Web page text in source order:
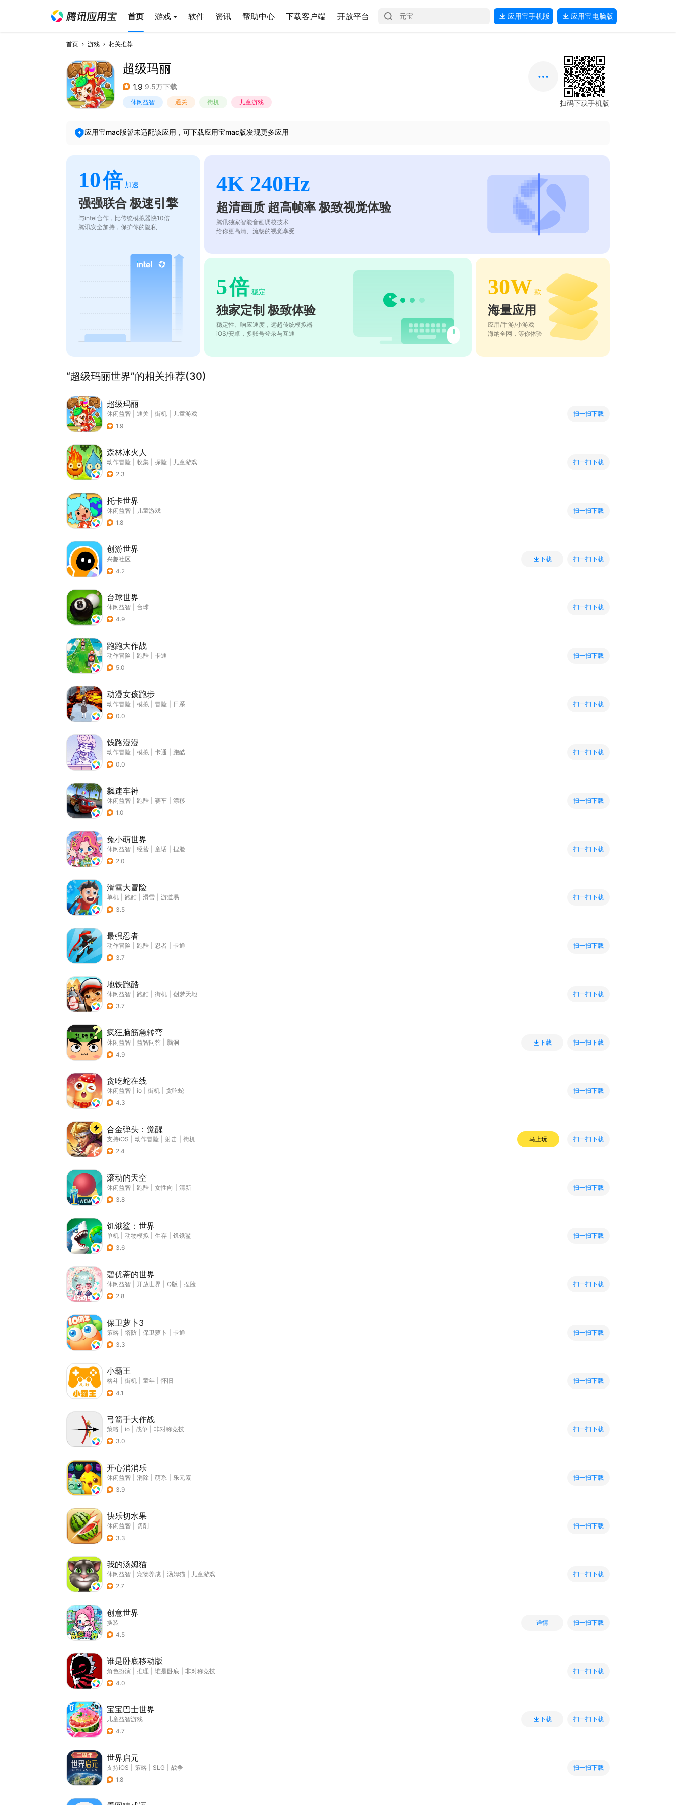
首页 游戏 软件 资讯 帮助中心 下载客户端 开放平台 应用宝手机版 应用宝电脑版
首页 游戏 相关推荐
超级玛丽
1.9 9.5万下载
休闲益智 通关 街机 儿童游戏 扫码下载手机版
应用宝mac版暂未适配该应用，可下载应用宝mac版发现更多应用
10倍 加速
强强联合 极速引擎
与intel合作，比传统模拟器快10倍
腾讯安全加持，保护你的隐私
4K 240Hz
超清画质 超高帧率 极致视觉体验
腾讯独家智能音画调校技术
给你更高清、流畅的视觉享受
5倍 稳定
独家定制 极致体验
稳定性、响应速度，远超传统模拟器
iOS/安卓，多账号登录与互通
30W 款
海量应用
应用/手游/小游戏
海纳全网，等你体验
“超级玛丽世界”的相关推荐(30)
超级玛丽
休闲益智 通关 街机
儿童游戏
1.9
扫一扫下载
森林冰火人
动作冒险 收集 探险
儿童游戏
2.3
扫一扫下载
托卡世界
休闲益智
儿童游戏
1.8
扫一扫下载
创游世界
兴趣社区
4.2
下载 扫一扫下载
台球世界
休闲益智
台球
4.9
扫一扫下载
跑跑大作战
动作冒险 跑酷
卡通
5.0
扫一扫下载
动漫女孩跑步
动作冒险 模拟 冒险
日系
0.0
扫一扫下载
钱路漫漫
动作冒险 模拟 卡通
跑酷
0.0
扫一扫下载
飙速车神
休闲益智 跑酷 赛车
漂移
1.0
扫一扫下载
兔小萌世界
休闲益智 经营 童话
捏脸
2.0
扫一扫下载
滑雪大冒险
单机 跑酷 滑雪
游道易
3.5
扫一扫下载
最强忍者
动作冒险 跑酷 忍者
卡通
3.7
扫一扫下载
地铁跑酷
休闲益智 跑酷 街机
创梦天地
3.7
扫一扫下载
疯狂脑筋急转弯
休闲益智 益智问答
脑洞
4.9
下载 扫一扫下载
贪吃蛇在线
休闲益智 io 街机
贪吃蛇
4.3
扫一扫下载
合金弹头：觉醒
支持iOS 动作冒险 射击
街机
2.4
马上玩 扫一扫下载
滚动的天空
休闲益智 跑酷 女性向
清新
3.8
扫一扫下载
饥饿鲨：世界
单机 动物模拟 生存
饥饿鲨
3.6
扫一扫下载
碧优蒂的世界
休闲益智 开放世界 Q版
捏脸
2.8
扫一扫下载
保卫萝卜3
策略 塔防 保卫萝卜
卡通
3.3
扫一扫下载
小霸王
格斗 街机 童年
怀旧
4.1
扫一扫下载
弓箭手大作战
策略 io 战争
非对称竞技
3.0
扫一扫下载
开心消消乐
休闲益智 消除 萌系
乐元素
3.9
扫一扫下载
快乐切水果
休闲益智
切削
3.3
扫一扫下载
我的汤姆猫
休闲益智 宠物养成 汤姆猫
儿童游戏
2.7
扫一扫下载
创意世界
换装
4.5
详情 扫一扫下载
谁是卧底移动版
角色扮演 推理 谁是卧底
非对称竞技
4.0
扫一扫下载
宝宝巴士世界
儿童益智游戏
4.7
下载 扫一扫下载
世界启元
支持iOS 策略 SLG
战争
1.8
扫一扫下载